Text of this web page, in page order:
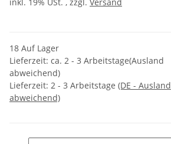
18 Auf Lager
Lieferzeit: ca. 2 - 3 Arbeitstage(Ausland
abweichend)
Lieferzeit: 2 - 3 Arbeitstage (DE - Ausland
abweichend)